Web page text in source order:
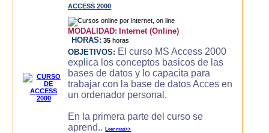
ACCESS 2000
MODALIDAD: Internet (Online)
HORAS: 35 horas
OBJETIVOS: El curso MS Access 2000
explica los conceptos basicos de las
bases de datos y lo capacita para
trabajar con la base de datos Acces en
un ordenador personal.
En la primera parte del curso se
aprend..Leer mas>>